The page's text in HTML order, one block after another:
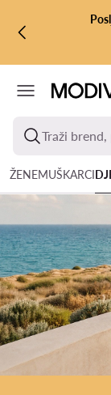
PRIJEĐI NA
PRIJEĐI NA
Traži
ŽENEMUŠKARCI